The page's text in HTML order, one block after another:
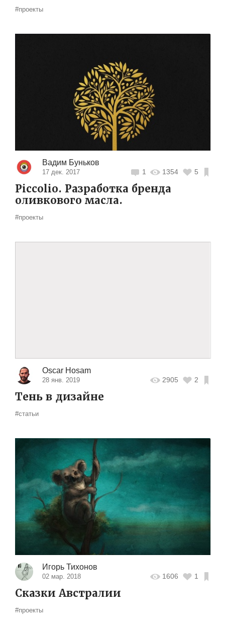
#проекты
Вадим Буньков
17 дек. 2017 1 1354 5
Piccolio. Разработка бренда
оливкового масла.
#проекты
Oscar Hosam
28 янв. 2019 2905 2
Тень в дизайне
#статьи
Игорь Тихонов
02 мар. 2018 1606 1
Сказки Австралии
#проекты